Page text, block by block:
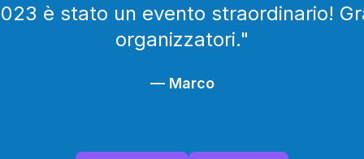
con speaker di livello e una